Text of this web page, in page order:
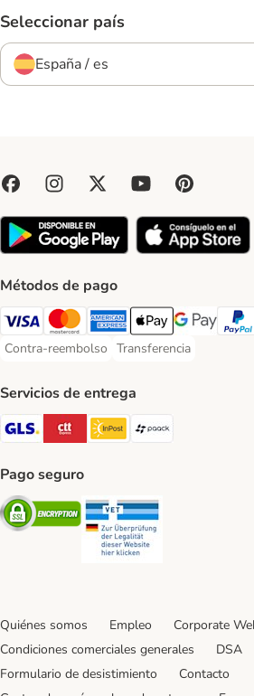
Seleccionar país
España / es
Métodos de pago
Visa Payment Method
Mastercard Payment Method
American Express Payment
Apple Pay Payment
Google Pay
Contra-reembolso
Contra-reembolso Payment Method
Transferencia
Transferencia Payment
Servicios de entrega
GLS Shipping Method
CTTExpress Shipping Method
InPost Shipping
Pago seguro
Security
Quiénes somos Empleo Corporate
Condiciones comerciales generales
DSA
Formulario de desistimiento
Contacto